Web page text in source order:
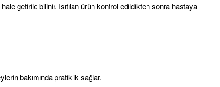
getirile bilinir. Isıtılan ürün kontrol edildikten sonra hastaya
bakımında pratiklik sağlar.